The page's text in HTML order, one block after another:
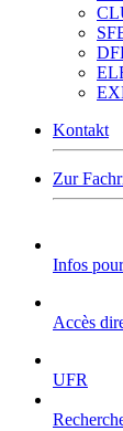
Kontakt
Zur
Infos pour
Accès
UFR